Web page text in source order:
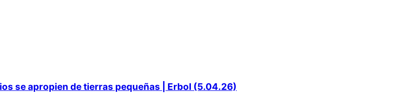
se apropien de tierras pequeñas | Erbol (5.04.26)